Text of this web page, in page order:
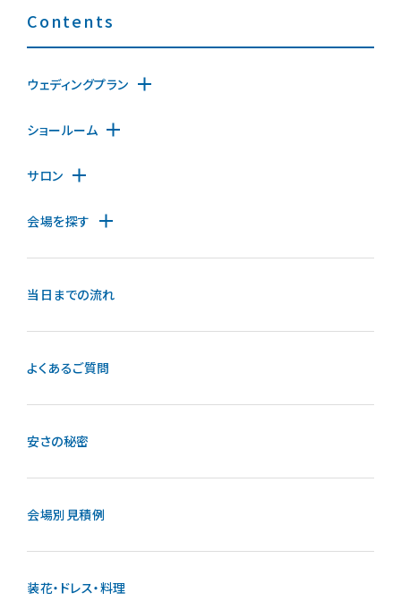
Contents
ウェディングプラン
ショールーム
サロン
会場を探す
当日までの流れ
よくあるご質問
安さの秘密
会場別見積例
装花・ドレス・料理